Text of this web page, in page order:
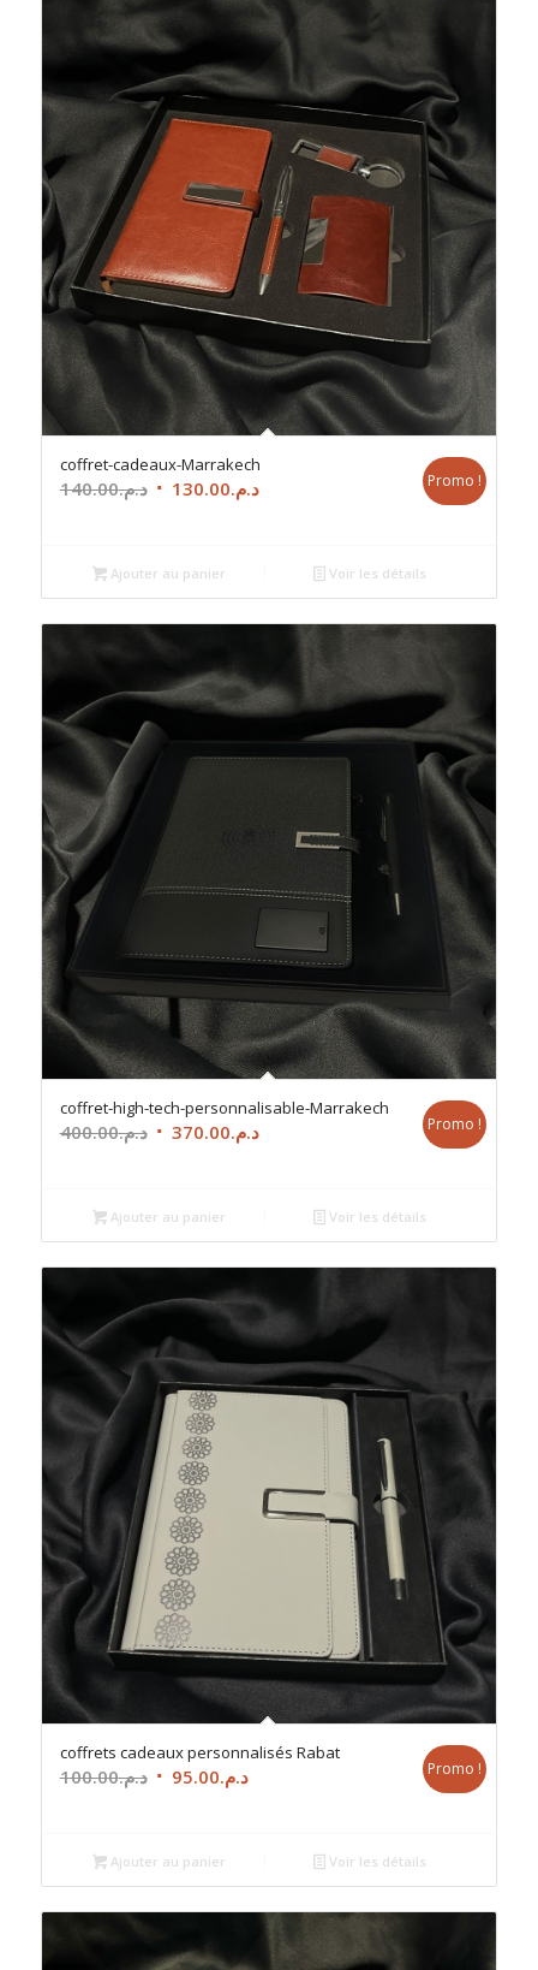
coffret-cadeaux-Marrakech
د.م.140.00
Le
était :
د.م.140.00.
د.م.130.00
Le
د.م.130.00.
Promo !
Ajouter au panier Voir les détails
coffret-high-tech-personnalisable-Marrakech
د.م.400.00
Le
était :
د.م.400.00.
د.م.370.00
Le
د.م.370.00.
Promo !
Ajouter au panier Voir les détails
coffrets cadeaux personnalisés Rabat
د.م.100.00
Le
était :
د.م.100.00.
د.م.95.00
Le
د.م.95.00.
Promo !
Ajouter au panier Voir les détails